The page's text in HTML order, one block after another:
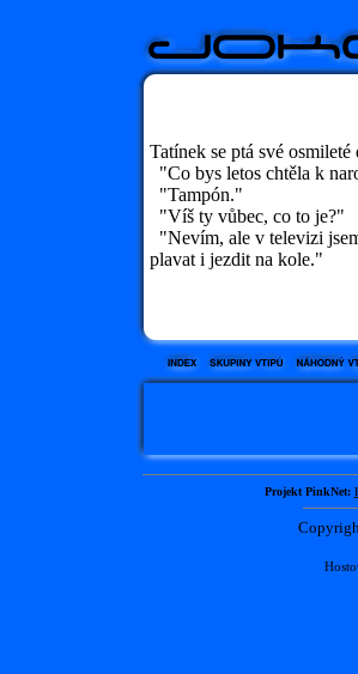
Tatínek se ptá své osmileté
"Co bys letos chtěla k
"Tampón."
"Víš ty vůbec, co to je?"
"Nevím, ale v televizi
plavat i jezdit na kole."
Projekt PinkNet: